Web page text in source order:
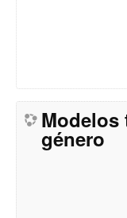
Modelos
género